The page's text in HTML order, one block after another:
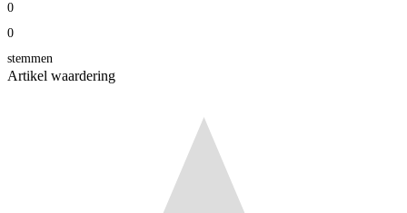
0
0
stemmen
Artikel waardering